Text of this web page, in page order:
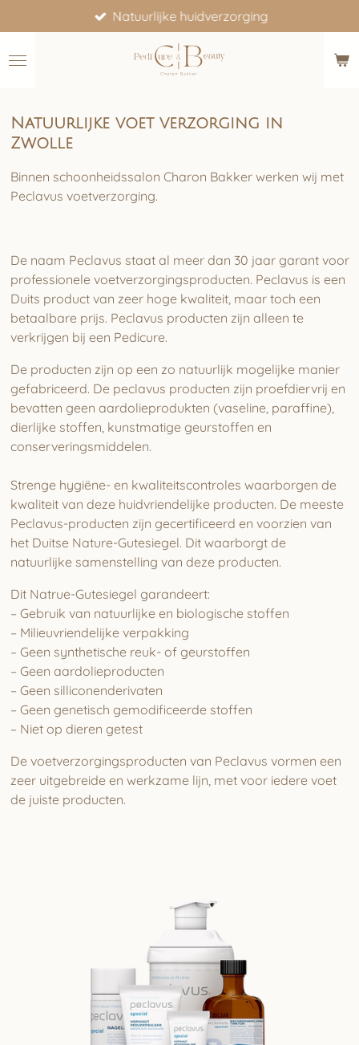
direct
naar
Natuurlijke huidverzorging
Natuurlijke voet verzorging in
Zwolle
Binnen schoonheidssalon Charon Bakker werken wij met
Peclavus voetverzorging.
De naam Peclavus staat al meer dan 30 jaar garant voor
professionele voetverzorgingsproducten. Peclavus is een
Duits product van zeer hoge kwaliteit, maar toch een
betaalbare prijs. Peclavus producten zijn alleen te
verkrijgen bij een Pedicure.
De producten zijn op een zo natuurlijk mogelijke manier
gefabriceerd. De peclavus producten zijn proefdiervrij en
bevatten geen aardolieprodukten (vaseline, paraffine),
dierlijke stoffen, kunstmatige geurstoffen en
conserveringsmiddelen.
Strenge hygiëne- en kwaliteitscontroles waarborgen de
kwaliteit van deze huidvriendelijke producten. De meeste
Peclavus-producten zijn gecertificeerd en voorzien van
het Duitse Nature-Gutesiegel. Dit waarborgt de
natuurlijke samenstelling van deze producten.
Dit Natrue-Gutesiegel garandeert:
– Gebruik van natuurlijke en biologische stoffen
– Milieuvriendelijke verpakking
– Geen synthetische reuk- of geurstoffen
– Geen aardolieproducten
– Geen silliconenderivaten
– Geen genetisch gemodificeerde stoffen
– Niet op dieren getest
De voetverzorgingsproducten van Peclavus vormen een
zeer uitgebreide en werkzame lijn, met voor iedere voet
de juiste producten.